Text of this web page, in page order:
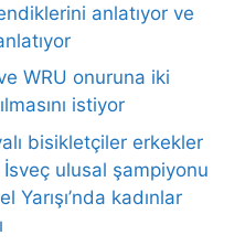
anlatıyor ve
WRU onuruna iki
istiyor
bisikletçiler erkekler
ulusal şampiyonu
kadınlar